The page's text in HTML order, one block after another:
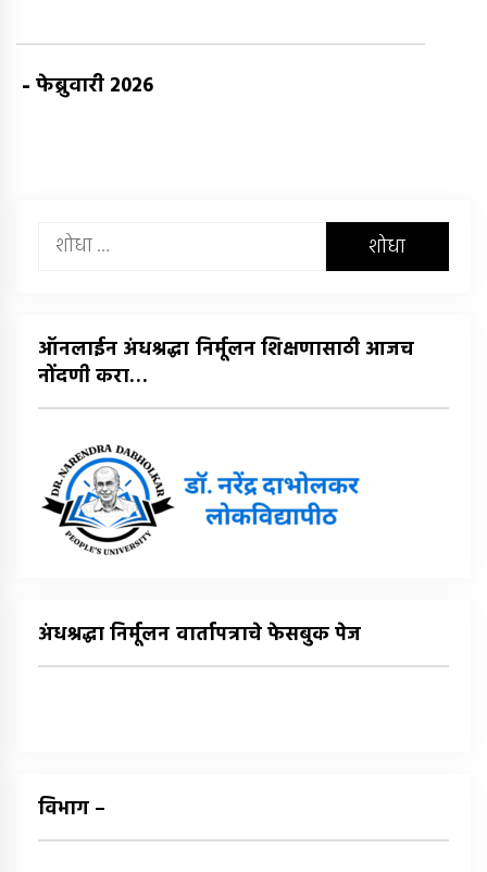
- फेब्रुवारी 2026
यांचा
ऑनलाईन अंधश्रद्धा निर्मूलन शिक्षणासाठी आजच
नोंदणी करा…
अंधश्रद्धा निर्मूलन वार्तापत्राचे फेसबुक पेज
विभाग –